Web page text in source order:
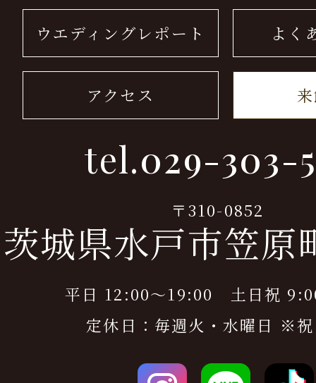
ウエディングレポート よく
アクセス
tel.029-303-
〒310-0852
茨城県水戸市笠原
平日 12:00～19:00 土日祝
定休日：毎週火・水曜日 ※